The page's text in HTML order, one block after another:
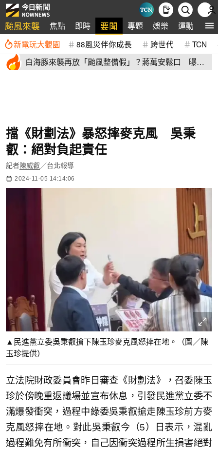
颱風來襲 焦點 即時 要聞 專題 娛樂 運動 全
新電玩大觀園 88風災伴你成長 跨世代 TCN
白海豚來襲再放「颱風整備假」？蔣萬安鬆口 曝這2
擋《財劃法》暴怒摔麥克風 吳秉
叡：絕對負起責任
記者陳威叡 ／台北報導
2024-11-05 14:14:06
▲民進黨立委吳秉叡搶下陳玉珍麥克風怒摔在地。（圖／陳
玉珍提供）
立法院財政委員會昨日審查《財劃法》，召委陳玉
珍於傍晚重返議場並宣布休息，引發民進黨立委不
滿爆發衝突，過程中綠委吳秉叡搶走陳玉珍前方麥
克風怒摔在地。對此吳秉叡今（5）日表示，混亂
過程難免有所衝突，自己因衝突過程所生損害絕對